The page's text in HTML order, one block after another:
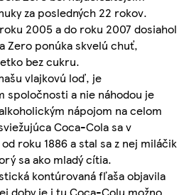
za posledných 22 rokov.
2005 a do roku 2007 dosiahol
Zero ponúka skvelú chuť,
bez cukru.
vlajkovú loď, je
spoločnosti a nie náhodou je
nápojom na celom
Coca-Cola sa v
roku 1886 a stal sa z nej miláčik
sa ako mladý cítia.
kontúrovaná fľaša objavila